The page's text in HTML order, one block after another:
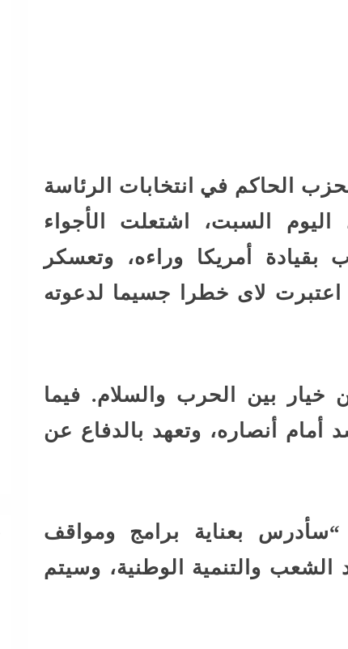
ماذا بعد القبض على “صاحبة
الفيديوهات المسيئة”؟
جنون المتوسط الغامض: موجة
غرق وإغلاق شواطئ وحرائق
الحاكم في انتخابات الرئاسة
اليوم السبت، اشتعلت الأجواء
أمريكا وراءه، وتعسكر
اعتبرت لاى خطرا جسيما لدعوته
خيار بين الحرب والسلام. فيما
أنصاره، وتعهد بالدفاع عن
بعناية برامج ومواقف
والتنمية الوطنية، وسيتم